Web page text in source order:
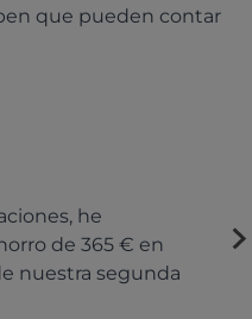
que pueden contar
he
de 365 € en
nuestra segunda